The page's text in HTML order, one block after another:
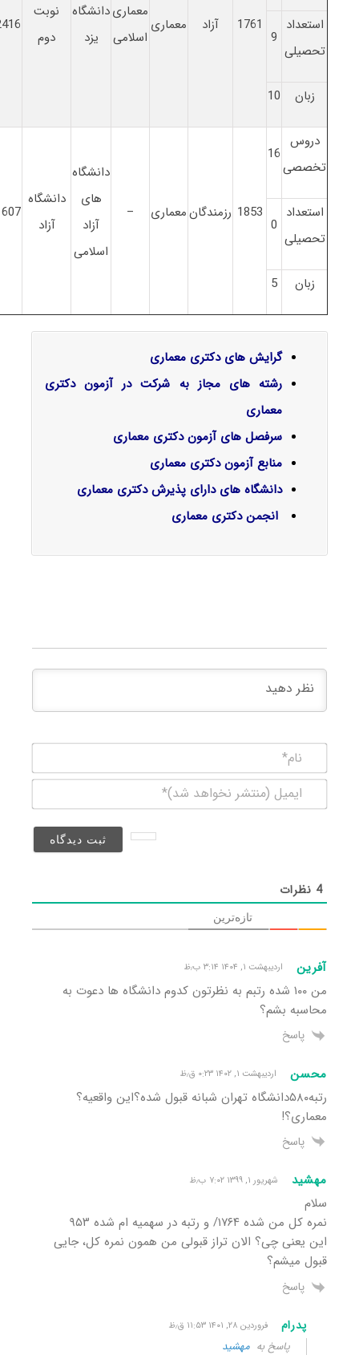
1761 آزاد معماری
معماری
اسلامی
دانشگاه
یزد
نوبت
دوم
استعداد
تحصیلی
9
زبان 10
دروس
تخصصی
16
1853 رزمندگانمعماری –
دانشگاه
های
آزاد
اسلامی
دانشگاه
آزاد
استعداد
تحصیلی
0
زبان 5
گرایش‌ های دکتری معماری
رشته های مجاز به شرکت در آزمون دکتری
معماری
سرفصل‌ های آزمون دکتری معماری
منابع آزمون دکتری معماری
دانشگاه های دارای پذیرش دکتری معماری
انجمن دکتری معماری
(منتشر
4 نظرات
تازه‌ترین
آفرین اردیبهشت ۱, ۱۴۰۴ ۳:۱۴ ب٫ظ
من ۱۰۰ شده رتبم به نظرتون کدوم دانشگاه ها دعوت به
محاسبه بشم؟
پاسخ
محسن اردیبهشت ۱, ۱۴۰۲ ۰:۲۳ ق٫ظ
رتبه۵۸۰دانشگاه تهران شبانه قبول شده؟این واقعیه؟
معماری؟!
پاسخ
مهشید شهریور ۱, ۱۳۹۹ ۷:۰۲ ب٫ظ
سلام
نمره کل من شده ۱۷۶۴/ و رتبه در سهمیه ام شده ۹۵۳
این یعنی چی؟ الان تراز قبولی من همون نمره کل، جایی
قبول میشم؟
پاسخ
پدرام فروردین ۲۸, ۱۴۰۱ ۱۱:۵۳ ق٫ظ
پاسخ به مهشید